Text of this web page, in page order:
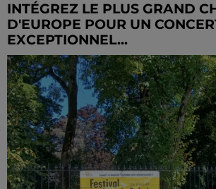
INTÉGREZ LE PLUS GRAND
D'EUROPE POUR UN
EXCEPTIONNEL...